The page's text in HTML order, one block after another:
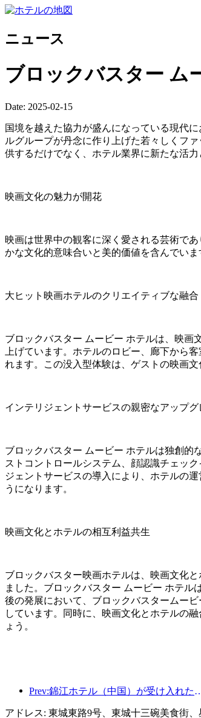
ニュース
ブロックバスター ム
Date: 2025-02-15
国境を越えた協力が盛んになっている現代
ルグループが丹念に作り上げた若々しくフ
供するだけでなく、ホテル業界に新たな活
映画文化の魅力が開花
映画は世界中の観客に深く愛される芸術で
かな文化的意味合いと美的価値を含んでい
大ヒット映画ホテルのクリエイティブな融合
ブロックバスター ムービー ホテルは、映画
上げています。ホテルのロビー、廊下から
れます。この没入型体験は、ゲストの映画
インテリジェントサービスの親密なアップグ
ブロックバスター ムービー ホテルは独創的
ストコントロールシステム、顔認識チェッ
ジェントサービスの導入により、ホテルの
うになります。
映画文化とホテルの相互利益共生
ブロックバスター映画ホテルは、映画文化
ました。ブロックバスター ムービー ホテ
後の発展において、ブロックバスタームー
しています。同時に、映画文化とホテルの
ょう。
Prev:錦江ホテル（中国）が受け入れた
アドレス: 東城東路9号、東城十三碗美食街